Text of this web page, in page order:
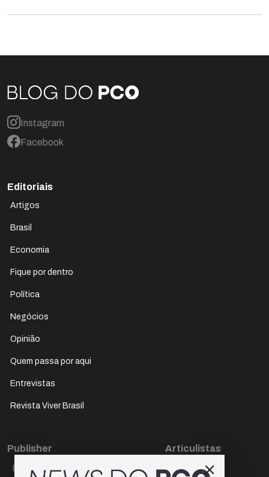
Instagram
Facebook
Editoriais
Artigos
Brasil
Economia
Fique por dentro
Política
Negócios
Opinião
Quem passa por aqui
Entrevistas
Revista Viver Brasil
Publisher
Paulo Cesar de Oliveira
Articulistas
Décio Freire